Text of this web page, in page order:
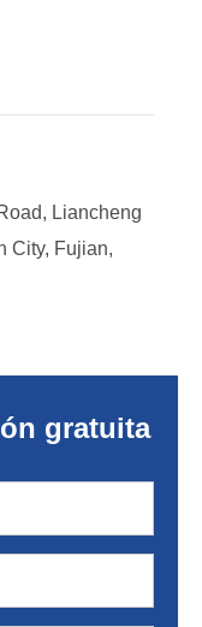
Liancheng
City, Fujian,
gratuita